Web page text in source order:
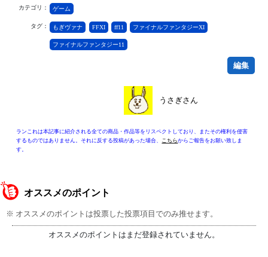
カテゴリ： ゲーム
タグ： もぎヴァナ FFXI ff11 ファイナルファンタジーXI
ファイナルファンタジー11
編集
うさぎさん
ランこれは本記事に紹介される全ての商品・作品等をリスペクトしており、またその権利を侵害
するものではありません。それに反する投稿があった場合、 こちらからご報告をお願い致しま
す。
オススメのポイント
※ オススメのポイントは投票した投票項目でのみ推せます。
オススメのポイントはまだ登録されていません。